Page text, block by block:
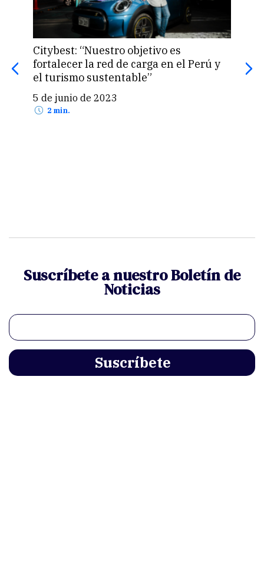
“Nuestro territorio constantemente
enfrenta el reto de la sostenibilidad”
10 de mayo de 2023
2 min.
Suscríbete a nuestro Boletín de
Noticias